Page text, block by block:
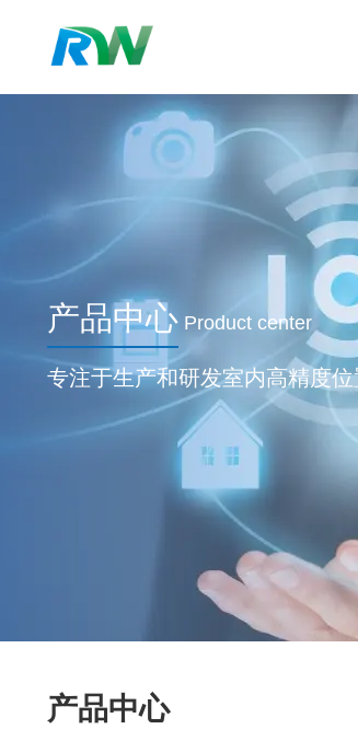
产品中心 Product center
专注于生产和研发室内高精度
产品中心